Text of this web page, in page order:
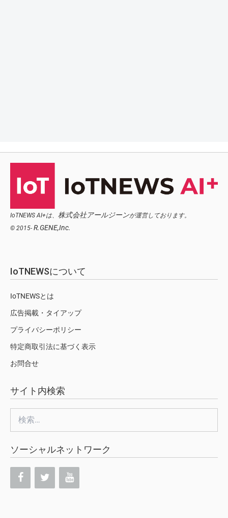
IoTNEWS AI+は、 株式会社アールジーンが運営しております。
© 2015- R.GENE,Inc.
IoTNEWSについて
IoTNEWSとは
広告掲載・タイアップ
プライバシーポリシー
特定商取引法に基づく表示
お問合せ
サイト内検索
索:
ソーシャルネットワーク